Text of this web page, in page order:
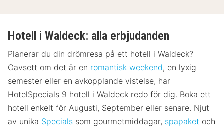
Hotell i Waldeck: alla erbjudanden
Planerar du din drömresa på ett hotell i Waldeck?
Oavsett om det är en romantisk weekend, en lyxig
semester eller en avkopplande vistelse, har
HotelSpecials 9 hotell i Waldeck redo för dig. Boka ett
hotell enkelt för Augusti, September eller senare. Njut
av unika Specials som gourmetmiddagar, spapaket och